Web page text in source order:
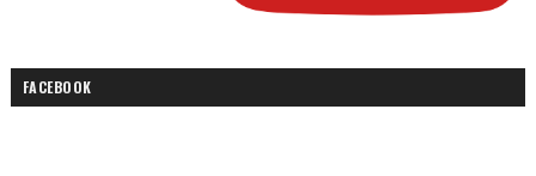
FACEBOOK